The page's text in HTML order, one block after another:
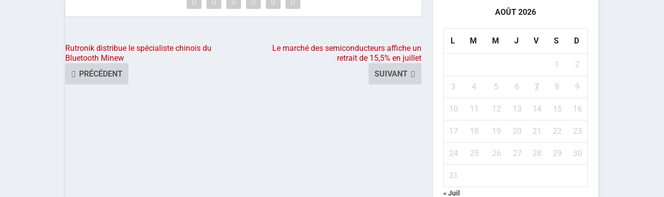
Rutronik distribue le spécialiste chinois du
Bluetooth Minew
PRÉCÉDENT
Le marché des semiconducteurs affiche un
retrait de 15,5% en juillet
SUIVANT
AOÛT 2026
L M M J V S D
1 2
3 4 5 6 7 8 9
10 11 12 13 14 15 16
17 18 19 20 21 22 23
24 25 26 27 28 29 30
31
« Juil